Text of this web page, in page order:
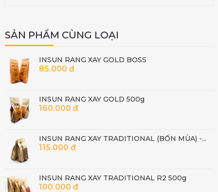
SẢN PHẨM CÙNG LOẠI
INSUN RANG XAY GOLD BOSS
85.000 đ
INSUN RANG XAY GOLD 500g
160.000 đ
INSUN RANG XAY TRADITIONAL (BỐN MÙA) -...
115.000 đ
INSUN RANG XAY TRADITIONAL R2 500g
100.000 đ